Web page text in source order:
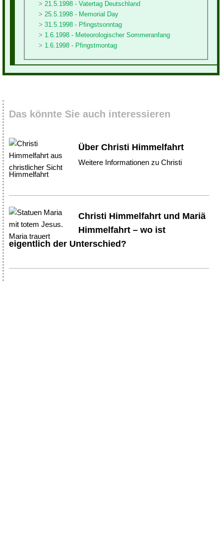
21.5.1998 - Vatertag Deutschland
25.5.1998 - Memorial Day
31.5.1998 - Pfingstsonntag
1.6.1998 - Meteorologischer Sommeranfang
1.6.1998 - Pfingstmontag
Das könnte Sie auch interessieren
Über Christi Himmelfahrt
Weitere Informationen zu Christi
Himmelfahrt
Christi Himmelfahrt und Mariä
Himmelfahrt – wo ist
eigentlich der Unterschied?